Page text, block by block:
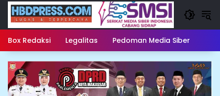
Langsung
konten
Box Redaksi Legalitas Pedoman Media Siber